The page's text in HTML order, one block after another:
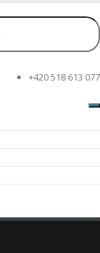
+420 518 613 077